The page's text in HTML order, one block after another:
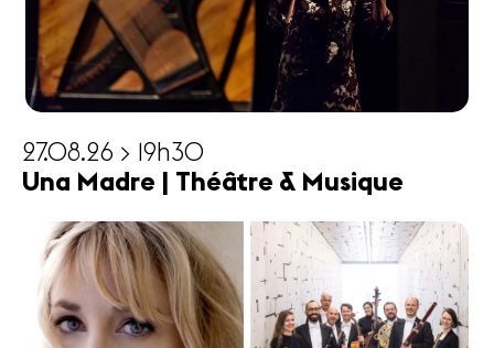
27.08.26 > 19h30
Una Madre | Théâtre & Musique